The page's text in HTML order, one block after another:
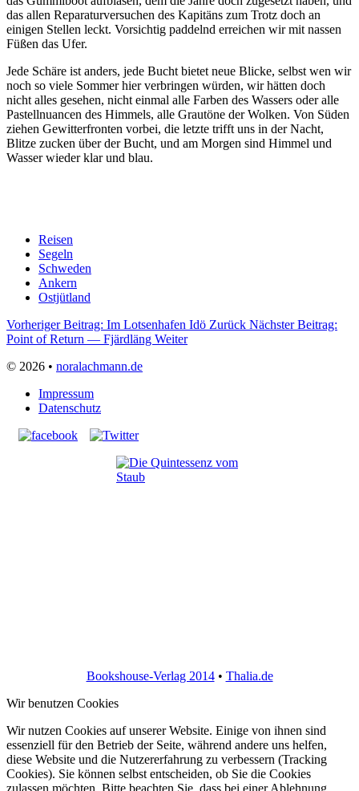
das allen Reparaturversuchen des Kapitäns zum Trotz doch an
einigen Stellen leckt. Vorsichtig paddelnd erreichen wir mit nassen
Füßen das Ufer.
Jede Schäre ist anders, jede Bucht bietet neue Blicke, selbst wen wir
noch so viele Sommer hier verbringen würden, wir hätten doch
nicht alles gesehen, nicht einmal alle Farben des Wassers oder alle
Pastellnuancen des Himmels, alle Grautöne der Wolken. Von Süden
ziehen Gewitterfronten vorbei, die letzte trifft uns in der Nacht,
Blitze zucken über der Bucht, und am Morgen sind Himmel und
Wasser wieder klar und blau.
Reisen
Segeln
Schweden
Ankern
Ostjütland
Vorheriger Beitrag: Im Lotsenhafen Idö Zurück Nächster Beitrag:
Point of Return — Fjärdläng Weiter
© 2026 • noralachmann.de
Impressum
Datenschutz
Bookshouse-Verlag 2014• Thalia.de
Wir benutzen Cookies
Wir nutzen Cookies auf unserer Website. Einige von ihnen sind
essenziell für den Betrieb der Seite, während andere uns helfen,
diese Website und die Nutzererfahrung zu verbessern (Tracking
Cookies). Sie können selbst entscheiden, ob Sie die Cookies